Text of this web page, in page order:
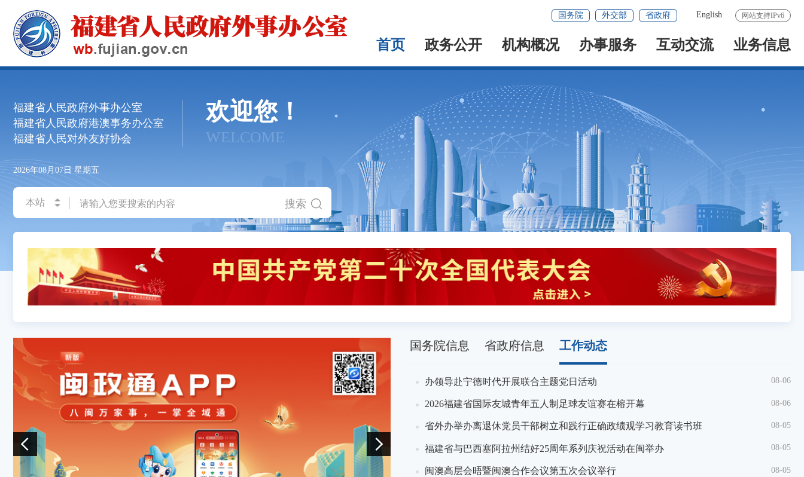
网站支持IPv6
English
国务院 外交部 省政府
首页 政务公开 机构概况 办事服务 互动交流 业务信息
福建省人民政府外事办公室
福建省人民政府港澳事务办公室
福建省人民对外友好协会
欢迎您！
WELCOME
2026年08月07日 星期五
搜索
国务院信息 省政府信息 工作动态
第十四届海峡青年连心汇在榕举办
省委召开省级老同志座谈会
赵龙在厦门调研
省政协党组传达学习贯彻省委十一届十次全会精神
中央党的建设工作领导小组秘书组2026年联系点工作暨课题研究成果交流座谈会在宁德召开
办领导赴宁德时代开展联合主题党日活动 08-06
2026福建省国际友城青年五人制足球友谊赛在榕开幕 08-06
省外办举办离退休党员干部树立和践行正确政绩观学习教育读书班 08-05
福建省与巴西塞阿拉州结好25周年系列庆祝活动在闽举办 08-05
闽澳高层会晤暨闽澳合作会议第五次会议举行 08-05